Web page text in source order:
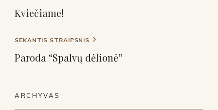
Kviečiame!
SEKANTIS STRAIPSNIS
Paroda “Spalvų dėlionė”
ARCHYVAS